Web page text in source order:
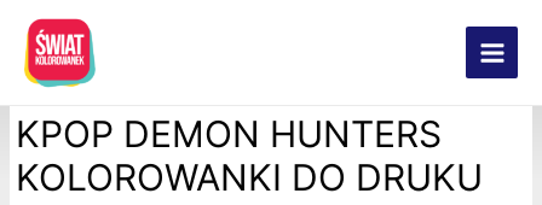
Main
KPOP DEMON HUNTERS
KOLOROWANKI DO DRUKU